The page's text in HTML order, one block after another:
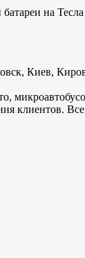
на
Киев,
клиентов.